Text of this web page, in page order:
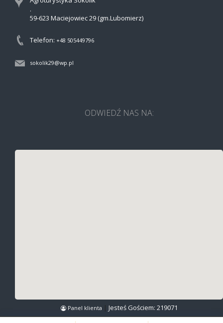
.
59-623 Maciejowiec 29 (gm.Lubomierz)
Telefon: +48 505449796
sokolik29@wp.pl
ODWIEDŹ NAS NA:
Panel klienta | Jesteś Gościem: 219071